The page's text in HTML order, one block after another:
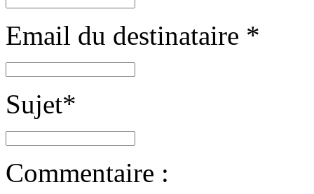
Email du destinataire *
Sujet*
Commentaire :